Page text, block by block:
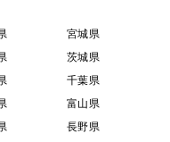
宮城県
茨城県
千葉県
富山県
長野県